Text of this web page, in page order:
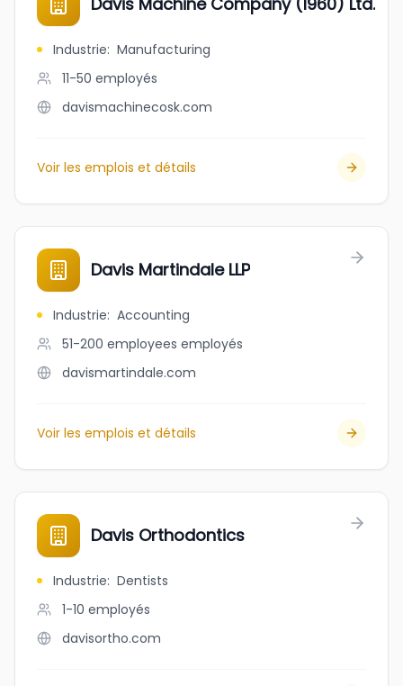
Industrie: Manufacturing
11-50 employés
davismachinecosk.com
Voir les emplois et détails
Davis Martindale LLP
Industrie: Accounting
51-200 employees employés
davismartindale.com
Voir les emplois et détails
Davis Orthodontics
Industrie: Dentists
1-10 employés
davisortho.com